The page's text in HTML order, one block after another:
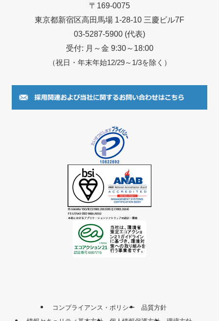
〒169-0075
東京都新宿区高田馬場 1-28-10 三慶ビル7F
03-5287-5900 (代表)
受付: 月～金 9:30～18:00
（祝日・年末年始12/29～1/3を除く）
コンプライアンス・ポリシー
品質方針